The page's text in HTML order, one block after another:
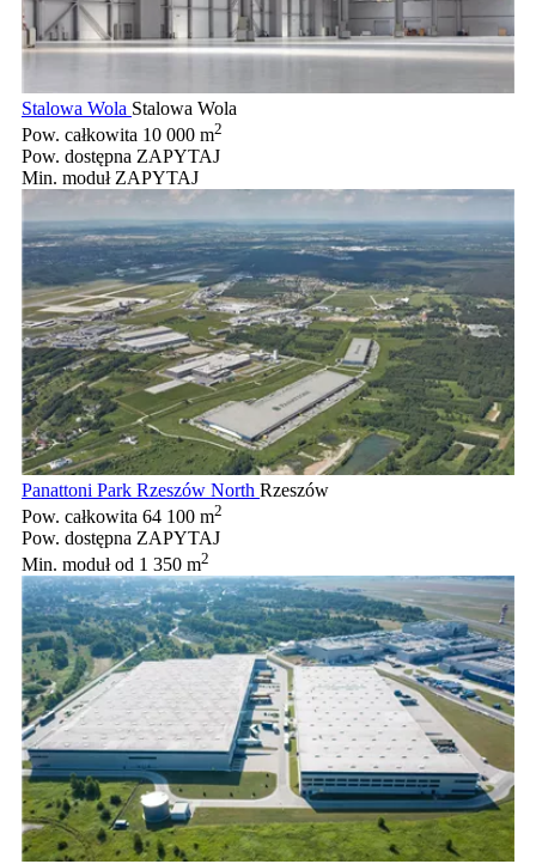
Stalowa Wola Stalowa Wola
Pow. całkowita 10 000 m2
Pow. dostępna ZAPYTAJ
Min. moduł ZAPYTAJ
Panattoni Park Rzeszów North Rzeszów
Pow. całkowita 64 100 m2
Pow. dostępna ZAPYTAJ
Min. modułod 1 350 m2